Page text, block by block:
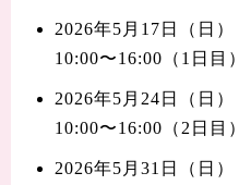
2026年5月17日（日）
10:00〜16:00（1日目）
2026年5月24日（日）
10:00〜16:00（2日目）
2026年5月31日（日）